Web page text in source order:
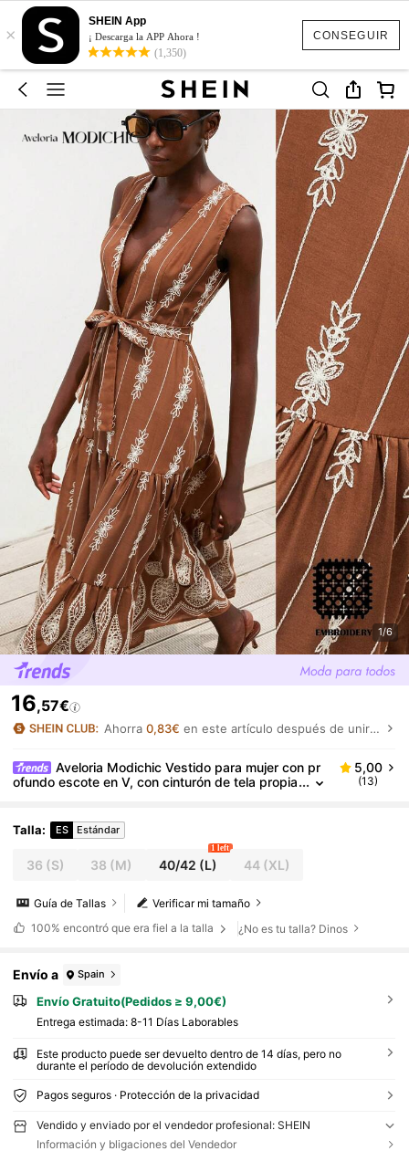
CONSEGUIR
×
SHEIN App
¡ Descarga la APP Ahora !
(1,350)
1/6
16,57€
Ahorra 0,83€ en este artículo después de unirte.
Aveloria Modichic Vestido para mujer con pr
ofundo escote en V, con cinturón de tela propia
5,00
(13)
Talla: ES Estándar
36 (S) 38 (M) 40/42 (L)
1 left
44(XL)
Verificar mi tamaño
Guía de Tallas
100% encontró que era fiel a la talla ¿No es tu talla? Dinos
Envío a Spain
Envío Gratuito(Pedidos ≥ 9,00€)
Entrega estimada: 8-11 Días Laborables
Este producto puede ser devuelto dentro de 14 días, pero no
durante el período de devolución extendido
Pagos seguros · Protección de la privacidad
Vendido y enviado por el vendedor profesional: SHEIN
Información y bligaciones del Vendedor